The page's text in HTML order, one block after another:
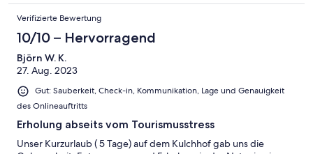
Verifizierte Bewertung
10/10 – Hervorragend
Björn W. K.
27. Aug. 2023
Gut: Sauberkeit, Check-in, Kommunikation, Lage und Genauigkeit
des Onlineauftritts
Erholung abseits vom Tourismusstress
Unser Kurzurlaub ( 5 Tage) auf dem Kulchhof gab uns die